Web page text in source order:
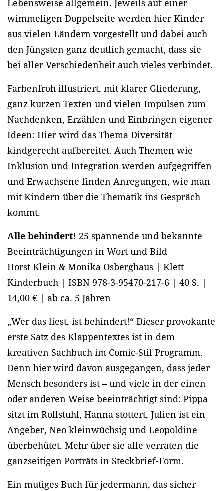
Lebensweise allgemein. Jeweils auf einer
wimmeligen Doppelseite werden hier Kinder
aus vielen Ländern vorgestellt und dabei auch
den Jüngsten ganz deutlich gemacht, dass sie
bei aller Verschiedenheit auch vieles verbindet.
Farbenfroh illustriert, mit klarer Gliederung,
ganz kurzen Texten und vielen Impulsen zum
Nachdenken, Erzählen und Einbringen eigener
Ideen: Hier wird das Thema Diversität
kindgerecht aufbereitet. Auch Themen wie
Inklusion und Integration werden aufgegriffen
und Erwachsene finden Anregungen, wie man
mit Kindern über die Thematik ins Gespräch
kommt.
Alle behindert! 25 spannende und bekannte
Beeinträchtigungen in Wort und Bild
Horst Klein & Monika Osberghaus | Klett
Kinderbuch | ISBN 978-3-95470-217-6 | 40 S. |
14,00 € | ab ca. 5 Jahren
„Wer das liest, ist behindert!“ Dieser provokante
erste Satz des Klappentextes ist in dem
kreativen Sachbuch im Comic-Stil Programm.
Denn hier wird davon ausgegangen, dass jeder
Mensch besonders ist – und viele in der einen
oder anderen Weise beeinträchtigt sind: Pippa
sitzt im Rollstuhl, Hanna stottert, Julien ist ein
Angeber, Neo kleinwüchsig und Leopoldine
überbehütet. Mehr über sie alle verraten die
ganzseitigen Porträts in Steckbrief-Form.
Ein mutiges Buch für jedermann, das sicher